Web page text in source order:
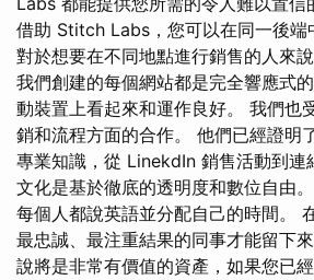
借助 Stitch Labs，您可以在同一後端
對於想要在不同地點進行銷售的人來說
我們創建的每個網站都是完全響應式
動裝置上看起來和運作良好。 我們也
銷和流程方面的合作。 他們已經證明
專業知識，從 LinekdIn 銷售活動到連
文化是基於徹底的透明度和數位自由
每個人都說英語並分配自己的時間。
最忠誠、最注重結果的同事才能留下
說將是非常有價值的資產，如果您已